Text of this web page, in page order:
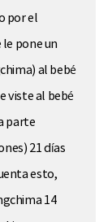
por el
pone un
al bebé
viste al bebé
parte
21 días
esto,
14